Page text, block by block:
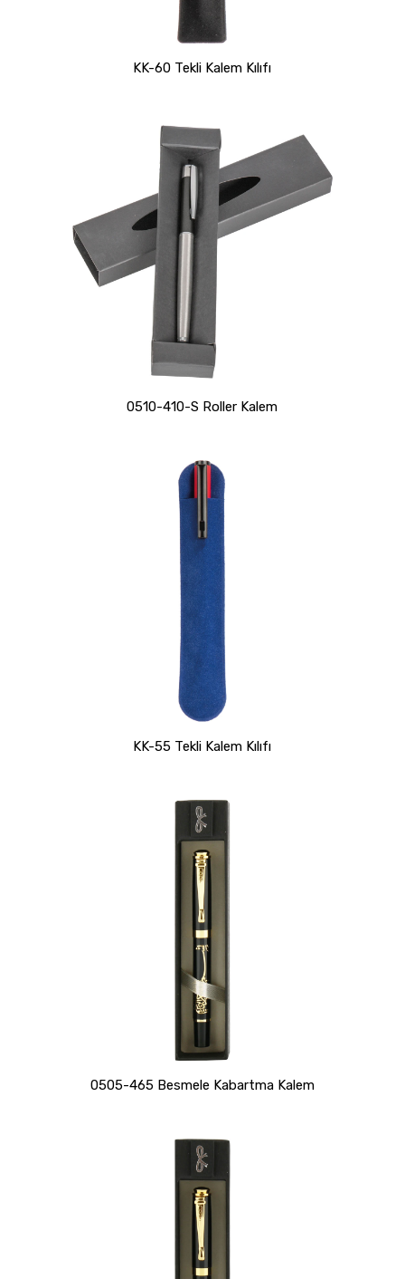
KK-60 Tekli Kalem Kılıfı
0510-410-S Roller Kalem
KK-55 Tekli Kalem Kılıfı
0505-465 Besmele Kabartma Kalem